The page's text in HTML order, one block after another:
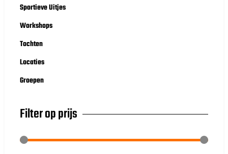
Sportieve Uitjes
Workshops
Tochten
Locaties
Groepen
Filter op prijs